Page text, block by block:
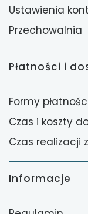
Ustawienia
Przechowalnia
Płatności i
Formy
Czas i koszty
Czas realizacji
Informacje